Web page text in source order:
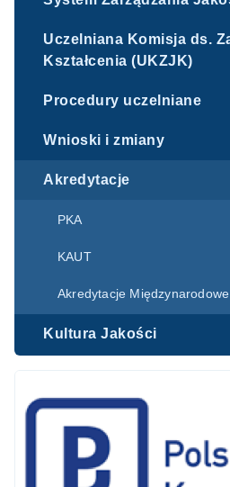
Uczelniana Komisja ds.
Kształcenia (UKZJK)
Procedury uczelniane
Wnioski i zmiany
Akredytacje
PKA
KAUT
Akredytacje Międzynarodowe
Kultura Jakości